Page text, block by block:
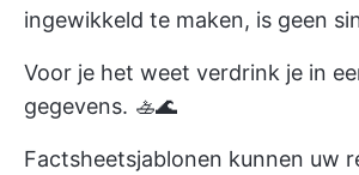
ingewikkeld te maken, is geen
Voor je het weet verdrink je in
gegevens. 🚣🌊
Factsheetsjablonen kunnen uw